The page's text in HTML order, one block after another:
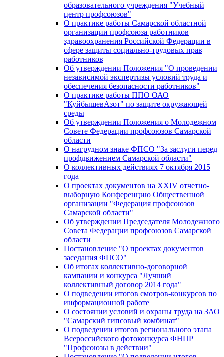
образовательного учреждения "Учебный
центр профсоюзов"
О практике работы Самарской областной
организации профсоюза работников
здравоохранения Российской Федерации в
сфере защиты социально-трудовых прав
работников
Об утверждении Положения "О проведении
независимой экспертизы условий труда и
обеспечения безопасности работников"
О практике работы ППО ОАО
"КуйбышевАзот" по защите окружающей
среды
Об утверждении Положения о Молодежном
Совете Федерации профсоюзов Самарской
области
О нагрудном знаке ФПСО "За заслуги перед
профдвижением Самарской области"
О коллективных действиях 7 октября 2015
года
О проектах документов на XXIV отчетно-
выборную Конференцию Общественной
организации "Федерация профсоюзов
Самарской области"
Об утверждении Председателя Молодежного
Совета Федерации профсоюзов Самарской
области
Постановление "О проектах документов
заседания ФПСО"
Об итогах коллективно-договорной
кампании и конкурса "Лучший
коллективный договор 2014 года"
О подведении итогов смотров-конкурсов по
информационной работе
О состоянии условий и охраны труда на ЗАО
"Самарский гипсовый комбинат"
О подведении итогов регионального этапа
Всероссийского фотоконкурса ФНПР
"Профсоюзы в действии"